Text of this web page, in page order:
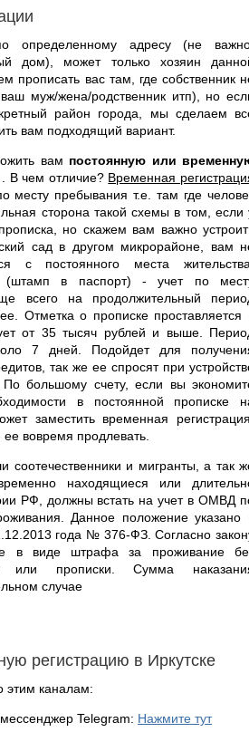
определенному адресу (не
дом), может только хозяин
вас там, где собственник
муж/жена/родственник итп), но
район города, мы сделаем
вам подходящий вариант.
вам постоянную или
. В чем отличие? Временная
месту пребывания т.е. там где
сторона такой схемы в том, если
но скажем вам важно
сад в другом микрорайоне, вам
с постоянного места жительства.
(штамп в паспорт) - учет по
всего на продолжительный
Отметка о прописке проставляется
от 35 тысяч рублей и выше.
7 дней. Подойдет для
так же ее спросят при
большому счету, если вы
в постоянной прописке
заместить временная регистрация,
вовремя продлевать.
соотечественники и мигранты, а так
находящиеся или
РФ, должны встать на учет в ОМВД
Данное положение указано
года № 376-ФЗ. Согласно
в виде штрафа за проживание
или прописки. Сумма
случае
регистрацию в Иркутске
этим каналам:
Telegram: Нажмите тут